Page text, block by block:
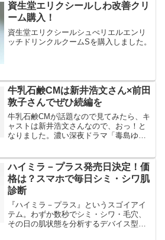
資生堂エリクシールしわ改善クリ
ーム購入！
資生堂エリクシールシュぺリエルエンリ
ッチドリンクルクームSを購入しました。
牛乳石鹸CMは新井浩文さん×前田
敦子さんでぜひ続編を
牛乳石鹸CMが話題なので見てみたら、キ
ャストは新井浩文さんなので、おっ！と
なりました。濃い深夜ドラマ「毒島ゆり
ハイミラ－プラス発売日決定！価
格は？スマホで毎日シミ・シワ肌
診断
『ハイミラ－プラス』というスゴイアイ
テム。わずか数秒でシミ・シワ・毛穴、
その日の肌状態を分析するデバイス型ビ